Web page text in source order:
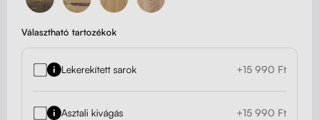
Választható tartozékok
Lekerekített sarok +15 990 Ft
Asztali kivágás +15 990 Ft